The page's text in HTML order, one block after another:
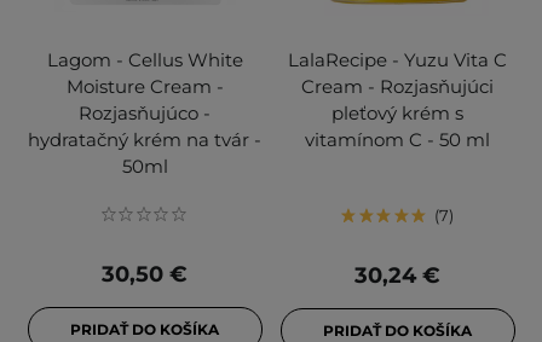
Lagom - Cellus White
Moisture Cream -
Rozjasňujúco -
hydratačný krém na tvár -
50ml
30,50 €
PRIDAŤ DO KOŠÍKA
LalaRecipe - Yuzu Vita C
Cream - Rozjasňujúci
pleťový krém s
vitamínom C - 50 ml
7
30,24 €
PRIDAŤ DO KOŠÍKA